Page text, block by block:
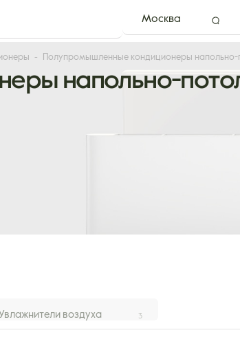
Москва
Полупромышленные кондиционеры напольно-
напольно-
Увлажнители воздуха 3